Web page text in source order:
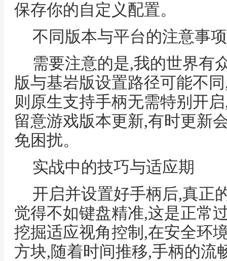
保存你的自定义配置。
不同版本与平台的注意事项
需要注意的是,我的世界有
版与基岩版设置路径可能不
则原生支持手柄无需特别开
留意游戏版本更新,有时更新
免困扰。
实战中的技巧与适应期
开启并设置好手柄后,真正
觉得不如键盘精准,这是正常
挖掘适应视角控制,在安全环
方块,随着时间推移,手柄的流